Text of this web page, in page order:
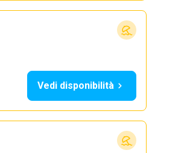
Vedi disponibilità